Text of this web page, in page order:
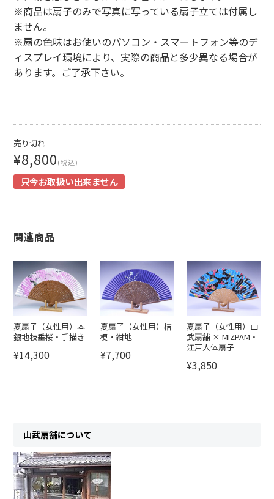
※商品は扇子のみで写真に写っている扇子立ては付属し
ません。
※扇の色味はお使いのパソコン・スマートフォン等のデ
ィスプレイ環境により、実際の商品と多少異なる場合が
あります。ご了承下さい。
売り切れ
¥8,800(税込)
只今お取扱い出来ません
関連商品
夏扇子（女性用）本
銀地枝垂桜・手描き
¥14,300
夏扇子（女性用）桔
梗・紺地
¥7,700
夏扇子（女性用）山
武扇舗 × MIZPAM・
江戸人体扇子
¥3,850
山武扇舗について